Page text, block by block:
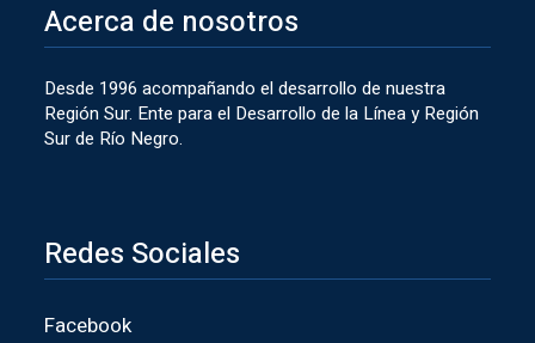
Acerca de nosotros
Desde 1996 acompañando el desarrollo de nuestra
Región Sur. Ente para el Desarrollo de la Línea y Región
Sur de Río Negro.
Redes Sociales
Facebook